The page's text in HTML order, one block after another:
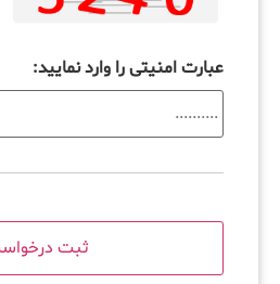
عبارت امنیتی را وارد نمایید: